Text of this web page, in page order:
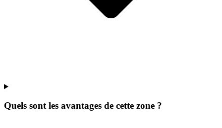
Quels sont les avantages de cette zone ?